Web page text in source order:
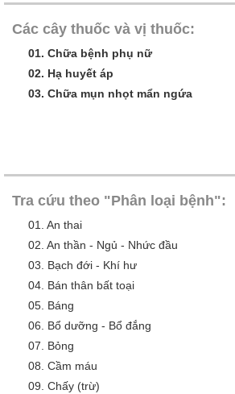
Các cây thuốc và vị thuốc:
01. Chữa bệnh phụ nữ
02. Hạ huyết áp
03. Chữa mụn nhọt mẩn ngứa
Tra cứu theo "Phân loại bệnh":
01. An thai
02. An thần - Ngủ - Nhức đầu
03. Bạch đới - Khí hư
04. Bán thân bất toại
05. Báng
06. Bổ dưỡng - Bổ đắng
07. Bỏng
08. Cầm máu
09. Chấy (trừ)